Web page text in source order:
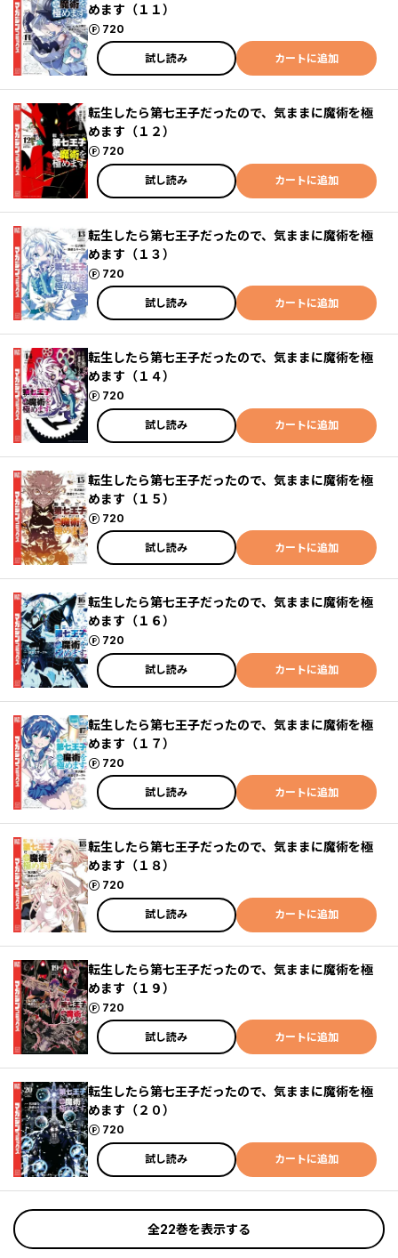
めます（１１）
720
ポイント
試し読み カートに追加
転生したら第七王子だったので、気ままに魔術を極
めます（１２）
720
ポイント
試し読み カートに追加
転生したら第七王子だったので、気ままに魔術を極
めます（１３）
720
ポイント
試し読み カートに追加
転生したら第七王子だったので、気ままに魔術を極
めます（１４）
720
ポイント
試し読み カートに追加
転生したら第七王子だったので、気ままに魔術を極
めます（１５）
720
ポイント
試し読み カートに追加
転生したら第七王子だったので、気ままに魔術を極
めます（１６）
720
ポイント
試し読み カートに追加
転生したら第七王子だったので、気ままに魔術を極
めます（１７）
720
ポイント
試し読み カートに追加
転生したら第七王子だったので、気ままに魔術を極
めます（１８）
720
ポイント
試し読み カートに追加
転生したら第七王子だったので、気ままに魔術を極
めます（１９）
720
ポイント
試し読み カートに追加
転生したら第七王子だったので、気ままに魔術を極
めます（２０）
720
ポイント
試し読み カートに追加
全22巻を表示する